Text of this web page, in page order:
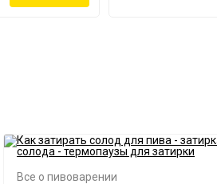
Все о пивоварении